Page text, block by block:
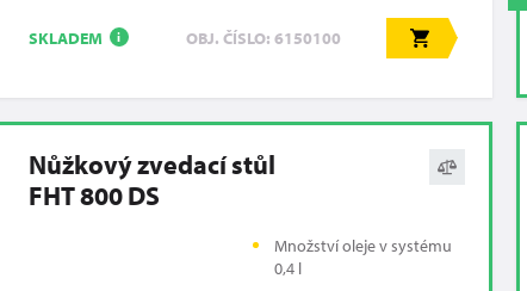
SKLADEM i OBJ. ČÍSLO: 6150100
Nůžkový zvedací stůl
FHT 800 DS
Množství oleje v systému
0,4 l